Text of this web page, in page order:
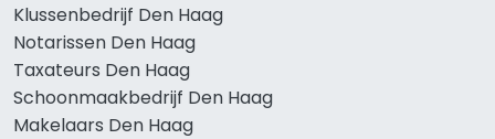
Klussenbedrijf Den Haag
Notarissen Den Haag
Taxateurs Den Haag
Schoonmaakbedrijf Den Haag
Makelaars Den Haag